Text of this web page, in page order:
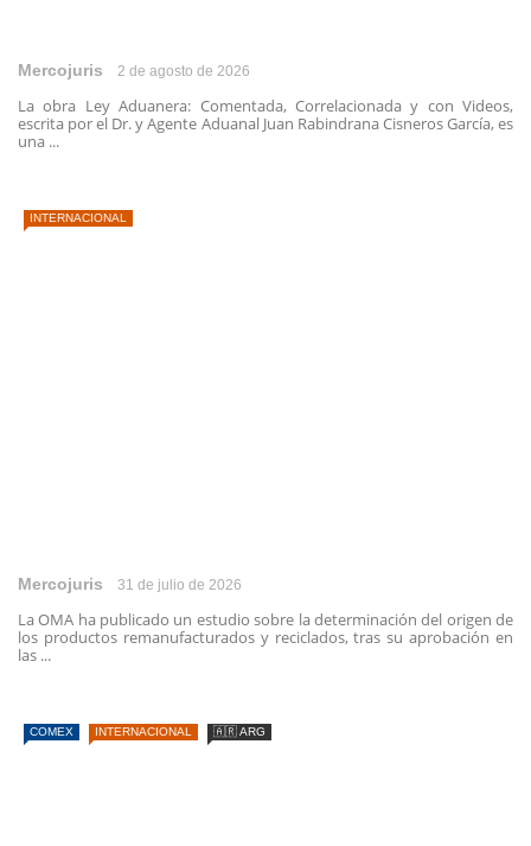
Mercojuris 2 de agosto de 2026
La obra Ley Aduanera: Comentada, Correlacionada y con Videos,
escrita por el Dr. y Agente Aduanal Juan Rabindrana Cisneros García, es
una ...
INTERNACIONAL
Mercojuris 31 de julio de 2026
La OMA ha publicado un estudio sobre la determinación del origen de
los productos remanufacturados y reciclados, tras su aprobación en
las ...
COMEX INTERNACIONAL 🇦🇷 ARG